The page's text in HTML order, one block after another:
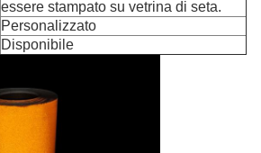
essere stampato su vetrina di seta.
Personalizzato
Disponibile